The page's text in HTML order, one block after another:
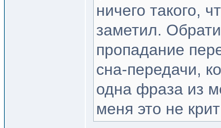
ничего такого,
заметил.
пропадание
сна-передачи,
одна фраза из
меня это не